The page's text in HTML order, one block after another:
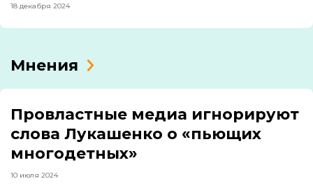
18 декабря 2024
Мнения
Провластные медиа игнорируют
слова Лукашенко о «пьющих
многодетных»
10 июля 2024